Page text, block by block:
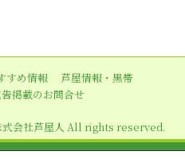
すめ情報
芦屋情報・黒帯
掲載のお問合せ
会社芦屋人 All rights reserved.